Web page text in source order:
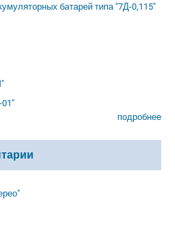
батарей типа "7Д-0,115"
подробнее